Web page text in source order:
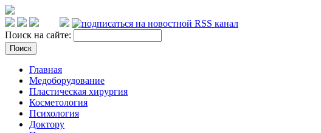
Поиск на сайте:
Главная
Медоборудование
Пластическая хирургия
Косметология
Психология
Доктору